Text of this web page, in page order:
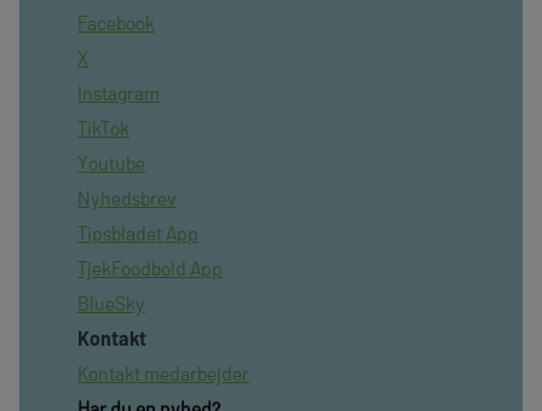
Facebook
X
Instagram
TikTok
Youtube
Nyhedsbrev
Tipsbladet App
TjekFoodbold App
BlueSky
Kontakt
Kontakt medarbejder